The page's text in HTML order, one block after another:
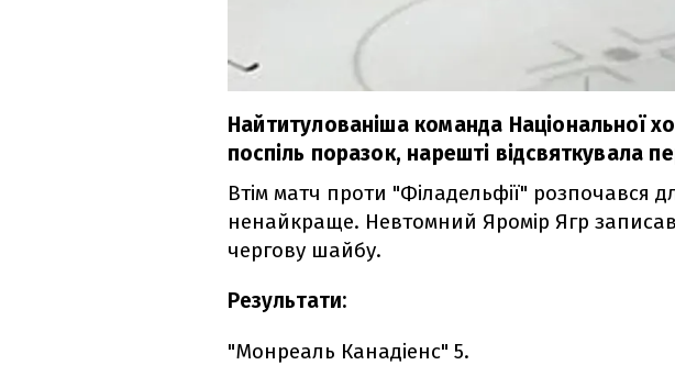
Найтитулованіша команда Національної
поспіль поразок, нарешті відсвяткувала
Втім матч проти "Філадельфії" розпочався
ненайкраще. Невтомний Яромір Ягр
чергову шайбу.
Результати:
"Монреаль Канадіенс" 5.